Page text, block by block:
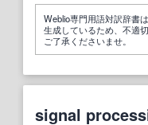
Weblio専門用語対訳辞書
生成しているため、不適
ご了承くださいませ。
signal